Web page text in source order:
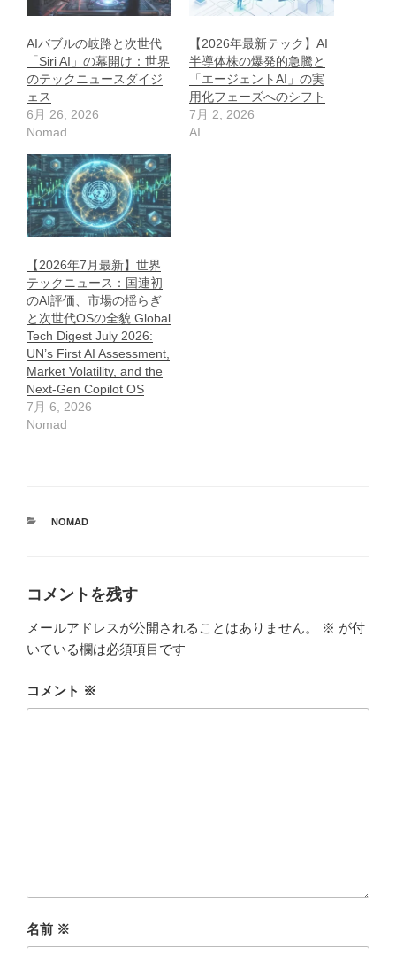
AIバブルの岐路と次世代
「Siri AI」の幕開け：世界
のテックニュースダイジ
ェス
6月 26, 2026
Nomad
【2026年最新テック】AI
半導体株の爆発的急騰と
「エージェントAI」の実
用化フェーズへのシフト
7月 2, 2026
AI
【2026年7月最新】世界
テックニュース：国連初
のAI評価、市場の揺らぎ
と次世代OSの全貌 Global
Tech Digest July 2026:
UN’s First AI Assessment,
Market Volatility, and the
Next-Gen Copilot OS
7月 6, 2026
Nomad
カ
NOMAD
コメントを残す
メールアドレスが公開されることはありません。 ※ が付
いている欄は必須項目です
コメント ※
名前 ※